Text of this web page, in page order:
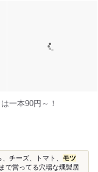
一本90円～！
チーズ、トマト、 モツ
で営ってる穴場な燻製居